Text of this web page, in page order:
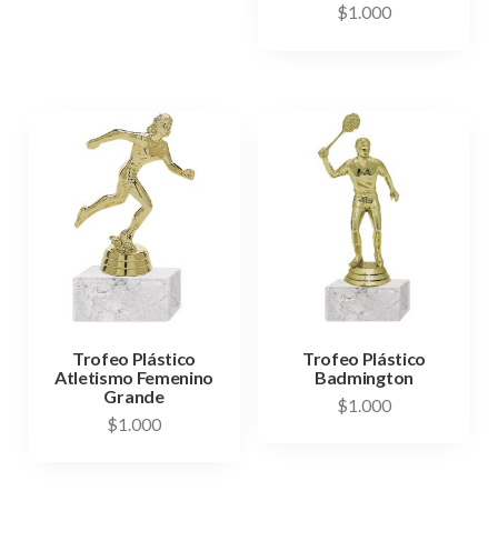
$1.000
Trofeo Plástico
Atletismo Femenino
Grande
$1.000
Trofeo Plástico
Badmington
$1.000